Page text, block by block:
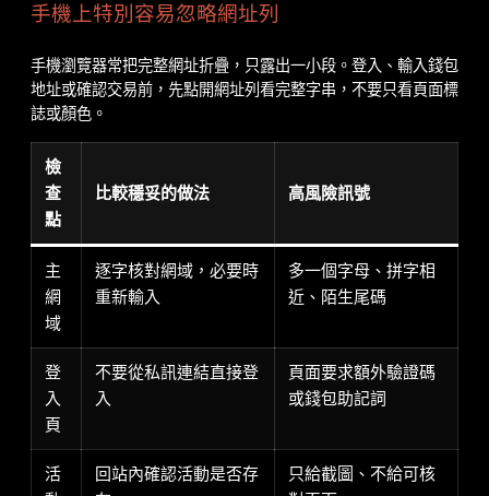
手機上特別容易忽略網址列
手機瀏覽器常把完整網址折疊，只露出一小段。登入、輸入錢包
地址或確認交易前，先點開網址列看完整字串，不要只看頁面標
誌或顏色。
檢
查
點
比較穩妥的做法 高風險訊號
主
網
域
逐字核對網域，必要時
重新輸入
多一個字母、拼字相
近、陌生尾碼
登
入
頁
不要從私訊連結直接登
入
頁面要求額外驗證碼
或錢包助記詞
活
回站內確認活動是否存
只給截圖、不給可核